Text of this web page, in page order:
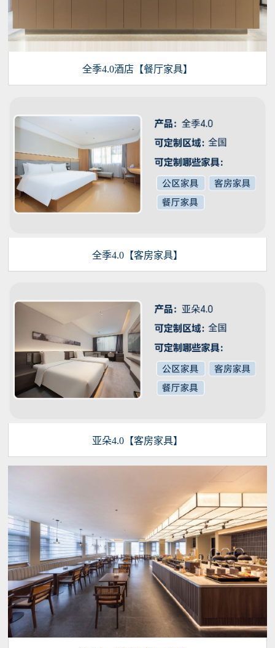
全季4.0酒店【餐厅家具】
全季4.0【客房家具】
亚朵4.0【客房家具】